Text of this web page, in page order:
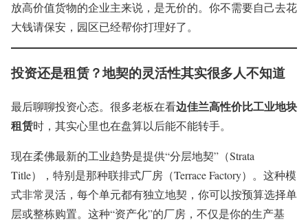
放高价值货物的企业主来说，是无价的。你不需要自己去花
大钱请保安，园区已经帮你打理好了。
投资还是租赁？地契的灵活性其实很多人不知道
最后聊聊投资心态。很多老板在看边佳兰高性价比工业地块
租赁时，其实心里也在盘算以后能不能转手。
现在柔佛最新的工业趋势是提供“分层地契”（Strata
Title），特别是那种联排式厂房（Terrace Factory）。这种模
式非常灵活，每个单元都有独立地契，你可以按预算选择单
层或整栋购置。这种“资产化”的厂房，不仅是你的生产基